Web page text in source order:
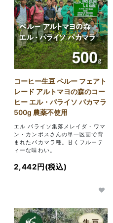
コーヒー生豆 ペルー フェアト
レード アルトマヨの森のコー
ヒー エル・パライソ パカマラ
500g 農薬不使用
エル パライソ集落メレイダ・ワマ
ン・カンポスさんの単一区画で育
まれたパカマラ種。甘くフルーテ
ィーな味わい。
2,442円(税込)